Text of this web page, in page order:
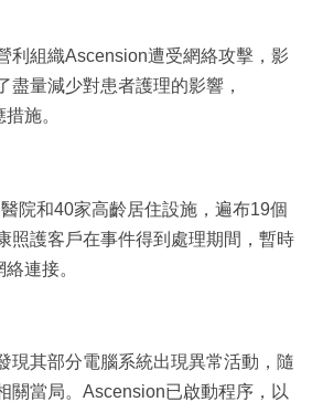
利組織Ascension遭受網絡攻擊，影
盡量減少對患者護理的影響，
施。
院和40家高齡居住設施，遍布19個
照護客戶在事件得到處理期間，暫時
連接。
現其部分電腦系統出現異常活動，隨
關當局。Ascension已啟動程序，以